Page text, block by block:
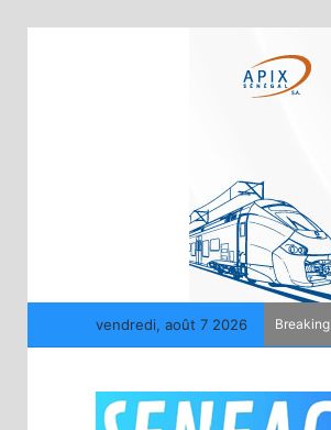
vendredi, août 7 2026